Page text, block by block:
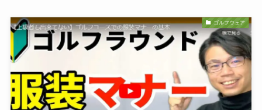
ゴルフウェア